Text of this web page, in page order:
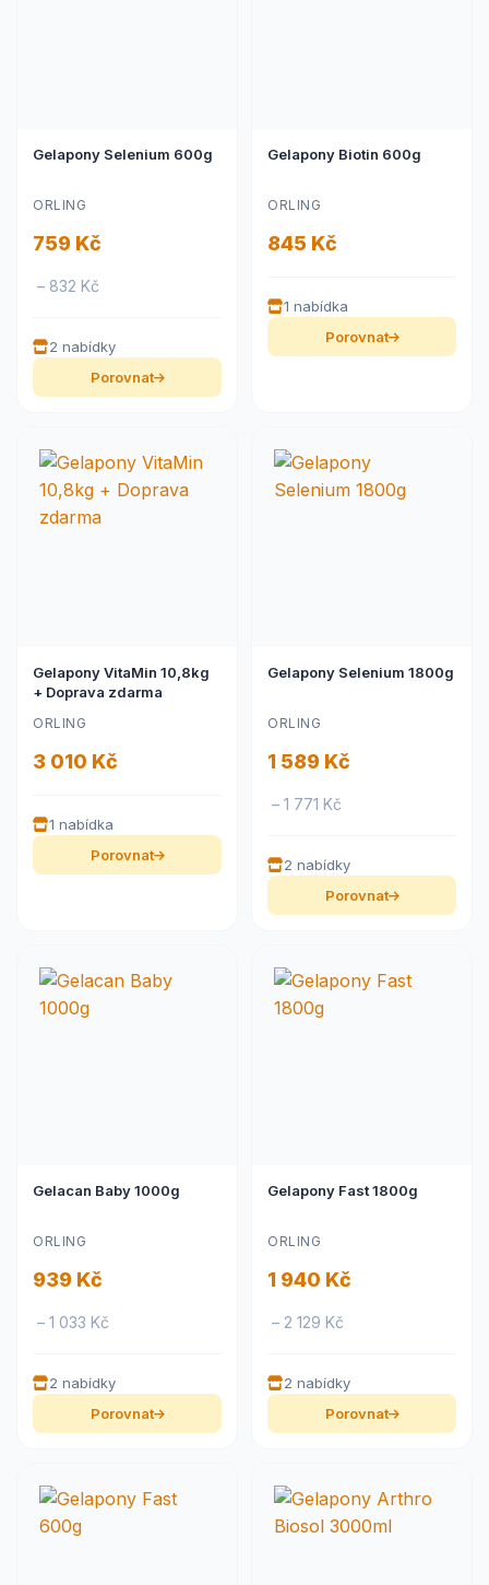
Gelapony Selenium 600g
ORLING
759 Kč
– 832 Kč
2 nabídky
Porovnat
Gelapony Biotin 600g
ORLING
845 Kč
1 nabídka
Porovnat
Gelapony VitaMin 10,8kg
+ Doprava zdarma
ORLING
3 010 Kč
1 nabídka
Porovnat
Gelapony Selenium 1800g
ORLING
1 589 Kč
– 1 771 Kč
2 nabídky
Porovnat
Gelacan Baby 1000g
ORLING
939 Kč
– 1 033 Kč
2 nabídky
Porovnat
Gelapony Fast 1800g
ORLING
1 940 Kč
– 2 129 Kč
2 nabídky
Porovnat